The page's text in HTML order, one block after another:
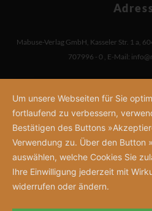
Mabuse-Verlag GmbH, Kasseler Str. 1 a,
707996 - 0 , E-Mail:
Um unsere Webseiten für Sie
fortlaufend zu verbessern,
Bestätigen des Buttons
Verwendung zu. Über den Button
auswählen, welche Cookies Sie
Ihre Einwilligung jederzeit mit
widerrufen oder ändern.